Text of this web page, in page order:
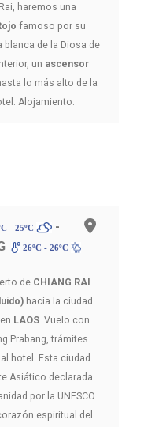
haremos una
famoso por su
de la Diosa de
un ascensor
lo más alto de la
Alojamiento.
- 25ºC
-
26ºC - 26ºC
de CHIANG RAI
hacia la ciudad
en LAOS . Vuelo con
Prabang, trámites
hotel. Esta ciudad
Asiático declarada
por la UNESCO.
espiritual del